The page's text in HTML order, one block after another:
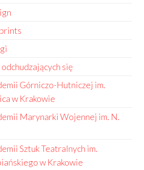
się
Górniczo-Hutniczej im.
w Krakowie
Marynarki Wojennej im. N.
Sztuk Teatralnych im.
w Krakowie